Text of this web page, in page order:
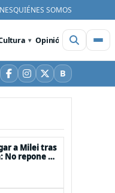
QUIÉNES SOMOS
Opinión Videos
Facebook
Instagram
X BBluesky
a Milei tras
No repone al
rebaja la